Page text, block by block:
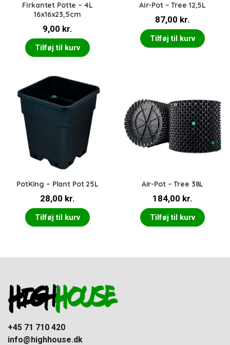
Firkantet Potte – 4L
16x16x23,5cm
9,00 kr.
Tilføj til kurv
Air-Pot – Tree 12,5L
87,00 kr.
Tilføj til kurv
PotKing – Plant Pot 25L
28,00 kr.
Tilføj til kurv
Air-Pot – Tree 38L
184,00 kr.
Tilføj til kurv
+45 71 710 420
info@highhouse.dk